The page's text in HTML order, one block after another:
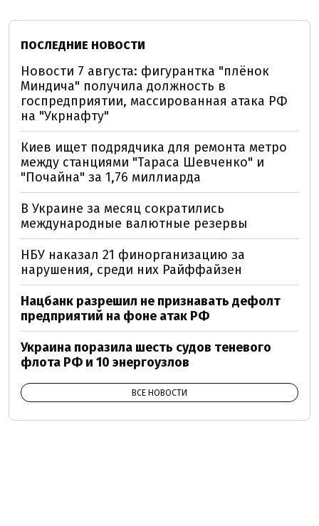
ПОСЛЕДНИЕ НОВОСТИ
Новости 7 августа: фигурантка "плёнок
Миндича" получила должность в
госпредприятии, массированная атака РФ
на "Укрнафту"
Киев ищет подрядчика для ремонта метро
между станциями "Тараса Шевченко" и
"Почайна" за 1,76 миллиарда
В Украине за месяц сократились
международные валютные резервы
НБУ наказал 21 финорганизацию за
нарушения, среди них Райффайзен
Нацбанк разрешил не признавать дефолт
предприятий на фоне атак РФ
Украина поразила шесть судов теневого
флота РФ и 10 энергоузлов
ВСЕ НОВОСТИ